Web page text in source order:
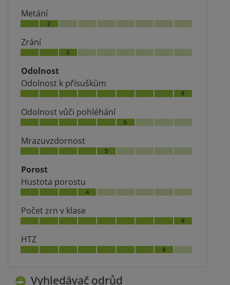
Vyhledávač odrůd
Metání
2
Zrání
3
Odolnost
Odolnost k přísuškům
9
Odolnost vůči pohléhání
6
Mrazuvzdornost
5
Porost
Hustota porostu
4
Počet zrn v klase
9
HTZ
8